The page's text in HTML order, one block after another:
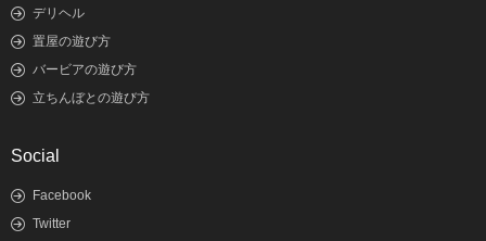
デリヘル
置屋の遊び方
バービアの遊び方
立ちんぼとの遊び方
Social
Facebook
Twitter